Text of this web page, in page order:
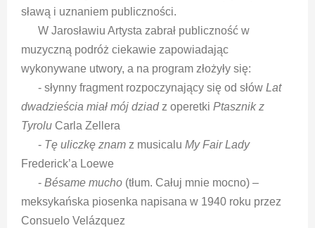
sławą i uznaniem publiczności.
W Jarosławiu Artysta zabrał publiczność w
muzyczną podróż ciekawie zapowiadając
wykonywane utwory, a na program złożyły się:
- słynny fragment rozpoczynający się od słów Lat
dwadzieścia miał mój dziadz operetki Ptasznik z
Tyrolu Carla Zellera
- Tę uliczkę znam z musicalu My Fair Lady
Frederick’a Loewe
- Bésame mucho (tłum. Całuj mnie mocno) –
meksykańska piosenka napisana w 1940 roku przez
Consuelo Velázquez